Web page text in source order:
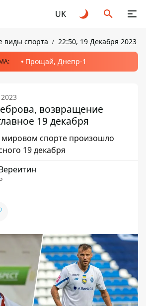
UK
виды спорта 22:50, 19 Декабря 2023
Прощай, Днепр-1
возвращение
19 декабря
мировом спорте произошло
19 декабря